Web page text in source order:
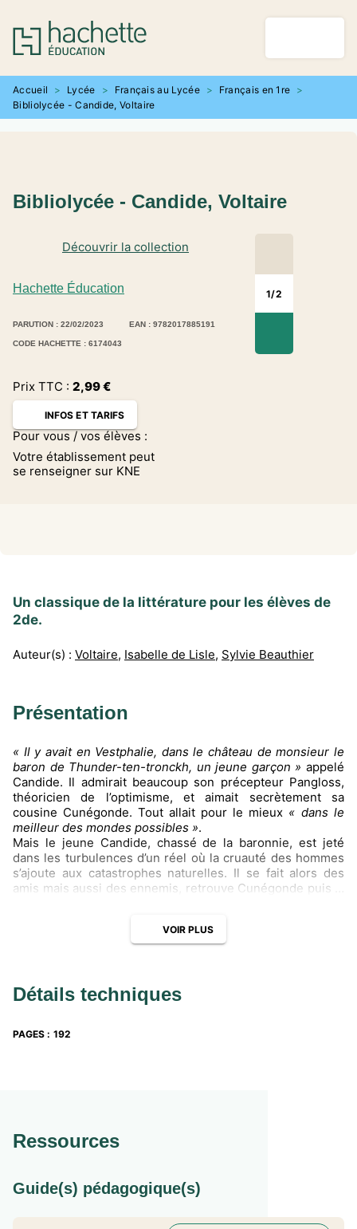
MENU RECHERCHE
PIED DE PAGE
Accueil > Lycée > Français au Lycée > Français en 1re >
Bibliolycée - Candide, Voltaire
1/2
Hachette Éducation
Découvrir la collection
Bibliolycée - Candide, Voltaire
PARUTION : 22/02/2023 EAN : 9782017885191
CODE HACHETTE : 6174043
Prix TTC : 2,99€
INFOS ET TARIFS
Pour vous / vos élèves :
Votre établissement peut
se renseigner sur KNE
Un classique de la littérature pour les élèves de
2de.
Auteur(s) : Voltaire, Isabelle de Lisle, Sylvie Beauthier
Présentation
« Il y avait en Vestphalie, dans le château de monsieur le
baron de Thunder-ten-tronckh, un jeune garçon » appelé
Candide. Il admirait beaucoup son précepteur Pangloss,
théoricien de l’optimisme, et aimait secrètement sa
cousine Cunégonde. Tout allait pour le mieux « dans le
meilleur des mondes possibles ».
Mais le jeune Candide, chassé de la baronnie, est jeté
dans les turbulences d’un réel où la cruauté des hommes
s’ajoute aux catastrophes naturelles. Il se fait alors des
amis mais aussi des ennemis, retrouve Cunégonde puis la
jugement et nourrir notre propre réflexion.
Avant de lire l’œuvre : l’essentiel sur Voltaire et
Au fil de l’œuvre : des questionnaires linéaires.
l’œuvre, biographie de l’auteur, contexte historique et
Un dossier Objectif BAC pour s’entraîner aux épreuves
Les conseils de méthode indispensables
Et pour les enseignants : un dossier pédagogique
VOIR PLUS
Détails techniques
PAGES : 192
Ressources
Guide(s) pédagogique(s)